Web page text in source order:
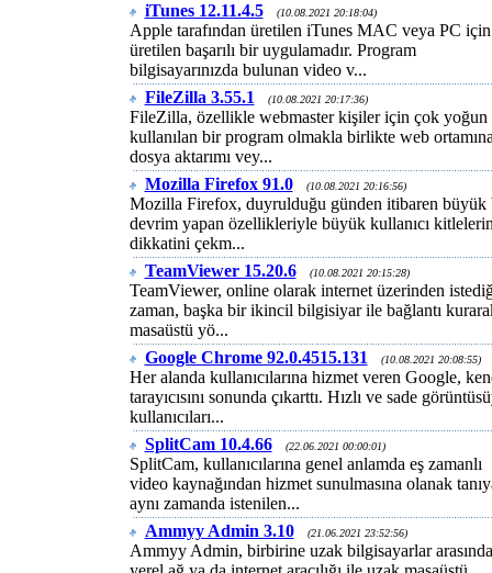
iTunes 12.11.4.5
(10.08.2021 20:18:04)
Apple tarafından üretilen iTunes MAC veya PC için
üretilen başarılı bir uygulamadır. Program
bilgisayarınızda bulunan video v...
FileZilla 3.55.1
(10.08.2021 20:17:36)
FileZilla, özellikle webmaster kişiler için çok yoğun
kullanılan bir program olmakla birlikte web
dosya aktarımı vey...
Mozilla Firefox 91.0
(10.08.2021 20:16:56)
Mozilla Firefox, duyrulduğu günden itibaren büyük
devrim yapan özellikleriyle büyük kullanıcı
dikkatini çekm...
TeamViewer 15.20.6
(10.08.2021 20:15:28)
TeamViewer, online olarak internet üzerinden
zaman, başka bir ikincil bilgisiyar ile bağlantı
masaüstü yö...
Google Chrome 92.0.4515.131
(10.08.2021 20:08:55)
Her alanda kullanıcılarına hizmet veren Google,
tarayıcısını sonunda çıkarttı. Hızlı ve sade
kullanıcıları...
SplitCam 10.4.66
(22.06.2021 00:00:01)
SplitCam, kullanıcılarına genel anlamda eş zamanlı
video kaynağından hizmet sunulmasına olanak
aynı zamanda istenilen...
Ammyy Admin 3.10
(21.06.2021 23:52:56)
Ammyy Admin, birbirine uzak bilgisayarlar arasında